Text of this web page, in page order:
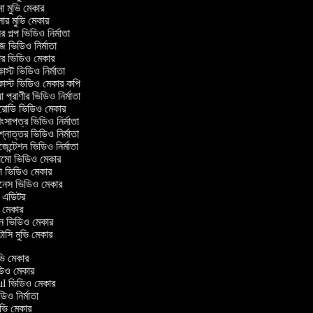
মুভি মেকার
মুভি মেকার
গল্প ভিডিও নির্মাতা
নির্মাতা
ভিডিও মেকার
ভিডিও নির্মাতা
ভিডিও মেকার কপি
ভিডিও নির্মাতা
ভিডিও মেকার
ভিডিও নির্মাতা
ভিডিও নির্মাতা
ভিডিও নির্মাতা
ভিডিও মেকার
মেকার
ভিডিও মেকার
ভিডিও মেকার
মুভি মেকার
মেকার
মেকার
ভিডিও মেকার
নির্মাতা
মেকার